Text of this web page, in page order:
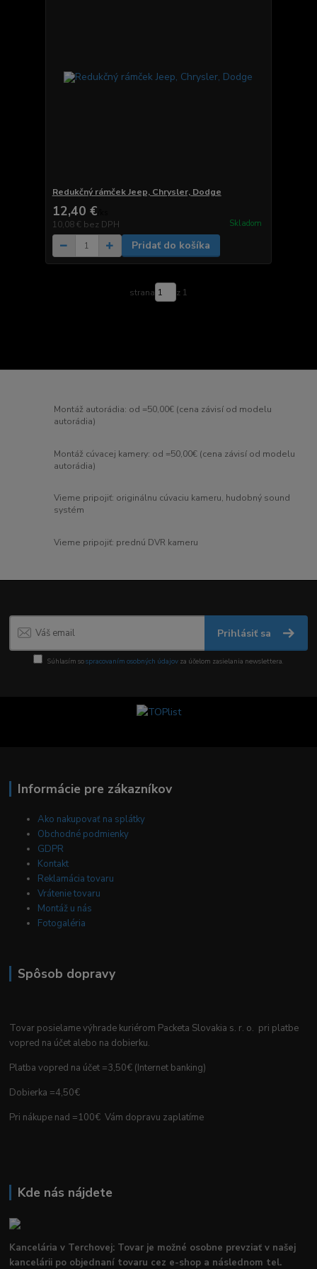
Redukčný rámček Jeep, Chrysler, Dodge
12,40 €
10,08 € bez DPH Skladom
Pridať do košíka
strana z 1
Montáž autorádia: od =50,00€ (cena závisí od modelu
autorádia)
Montáž cúvacej kamery: od =50,00€ (cena závisí od modelu
autorádia)
Vieme pripojiť: originálnu cúvaciu kameru, hudobný sound
systém
Vieme pripojiť: prednú DVR kameru
Prihlásiť sa
Súhlasím sospracovaním osobných údajov za účelom zasielania newslettera.
Informácie pre zákazníkov
Ako nakupovať na splátky
Obchodné podmienky
GDPR
Kontakt
Reklamácia tovaru
Vrátenie tovaru
Montáž u nás
Fotogaléria
Spôsob dopravy
Tovar posielame výhrade kuriérom Packeta Slovakia s. r. o. pri platbe
vopred na účet alebo na dobierku.
Platba vopred na účet =3,50€ (Internet banking)
Dobierka =4,50€
Pri nákupe nad =100€ Vám dopravu zaplatíme
Kde nás nájdete
Kancelária v Terchovej: Tovar je možné osobne prevziať v našej
kancelárii po objednaní tovaru cez e-shop a následnom tel.